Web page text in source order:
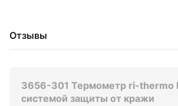
Отзывы
3656-301 Термометр ri-thermo
системой защиты от кражи